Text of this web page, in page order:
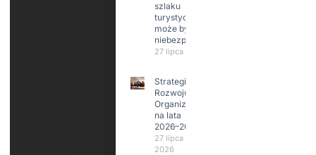
szlaku
turystycznego
może być
niebezpieczne?
27 lipca 2026
Strategia
Rozwoju
Organizacji
na lata
2026–2029
27 lipca
2026